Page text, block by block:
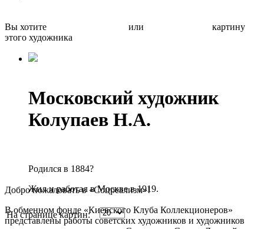
Вы хотите или
картину
этого художника
Московский художник
Колупаев Н.А.
Родился в 1884?
Жил и работал в Москве в 1919.
На странице картин:
Добро пожаловать в «Соцреализм»!
В обменном фонде «Киевского Клуба Коллекционеров»
представлены работы советских художников и художников